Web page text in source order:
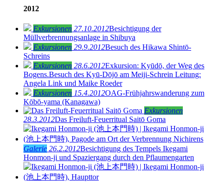
2012
Exkursionen 27.10.2012Besichtigung der
Müllverbrennungsanlage in Shibuya
Exkursionen 29.9.2012Besuch des Hikawa Shintō-
Schreins
Exkursionen 28.6.2012Exkursion: Kyūdō, der Weg des
Bogens.Besuch des Kyū-Dōjō am Meiji-Schrein Leitung:
Angela Link und Maike Roeder
Exkursionen 15.4.2012OAG-Frühjahrswanderung zum
Kōbō-yama (Kanagawa)
Exkursionen
28.3.2012Das Freiluft-Feuerritual Saitō Goma
Galerie 26.2.2012Besichtigung des Tempels Ikegami
Honmon-ji und Spaziergang durch den Pflaumengarten